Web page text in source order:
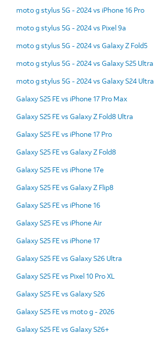
moto g stylus 5G - 2024 vs iPhone 16 Pro
moto g stylus 5G - 2024 vs Pixel 9a
moto g stylus 5G - 2024 vs Galaxy Z Fold5
moto g stylus 5G - 2024 vs Galaxy S25 Ultra
moto g stylus 5G - 2024 vs Galaxy S24 Ultra
Galaxy S25 FE vs iPhone 17 Pro Max
Galaxy S25 FE vs Galaxy Z Fold8 Ultra
Galaxy S25 FE vs iPhone 17 Pro
Galaxy S25 FE vs Galaxy Z Fold8
Galaxy S25 FE vs iPhone 17e
Galaxy S25 FE vs Galaxy Z Flip8
Galaxy S25 FE vs iPhone 16
Galaxy S25 FE vs iPhone Air
Galaxy S25 FE vs iPhone 17
Galaxy S25 FE vs Galaxy S26 Ultra
Galaxy S25 FE vs Pixel 10 Pro XL
Galaxy S25 FE vs Galaxy S26
Galaxy S25 FE vs moto g - 2026
Galaxy S25 FE vs Galaxy S26+